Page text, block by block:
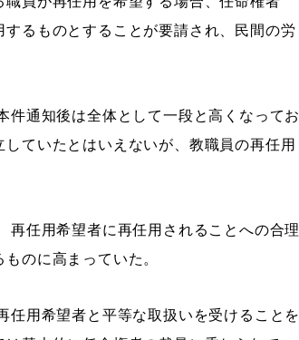
るものとすることが要請され、民間の労
通知後は全体として一段と高くなってお
ていたとはいえないが、教職員の再任用
任用希望者に再任用されることへの合理
のに高まっていた。
用希望者と平等な取扱いを受けることを